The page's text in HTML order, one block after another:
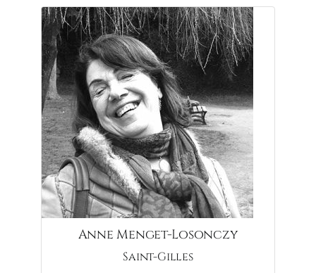
Anne Menget-Losonczy
Saint-Gilles